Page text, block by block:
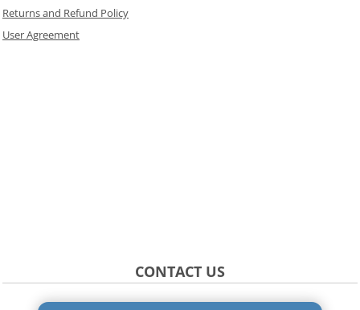
Returns and Refund Policy
User Agreement
CONTACT US